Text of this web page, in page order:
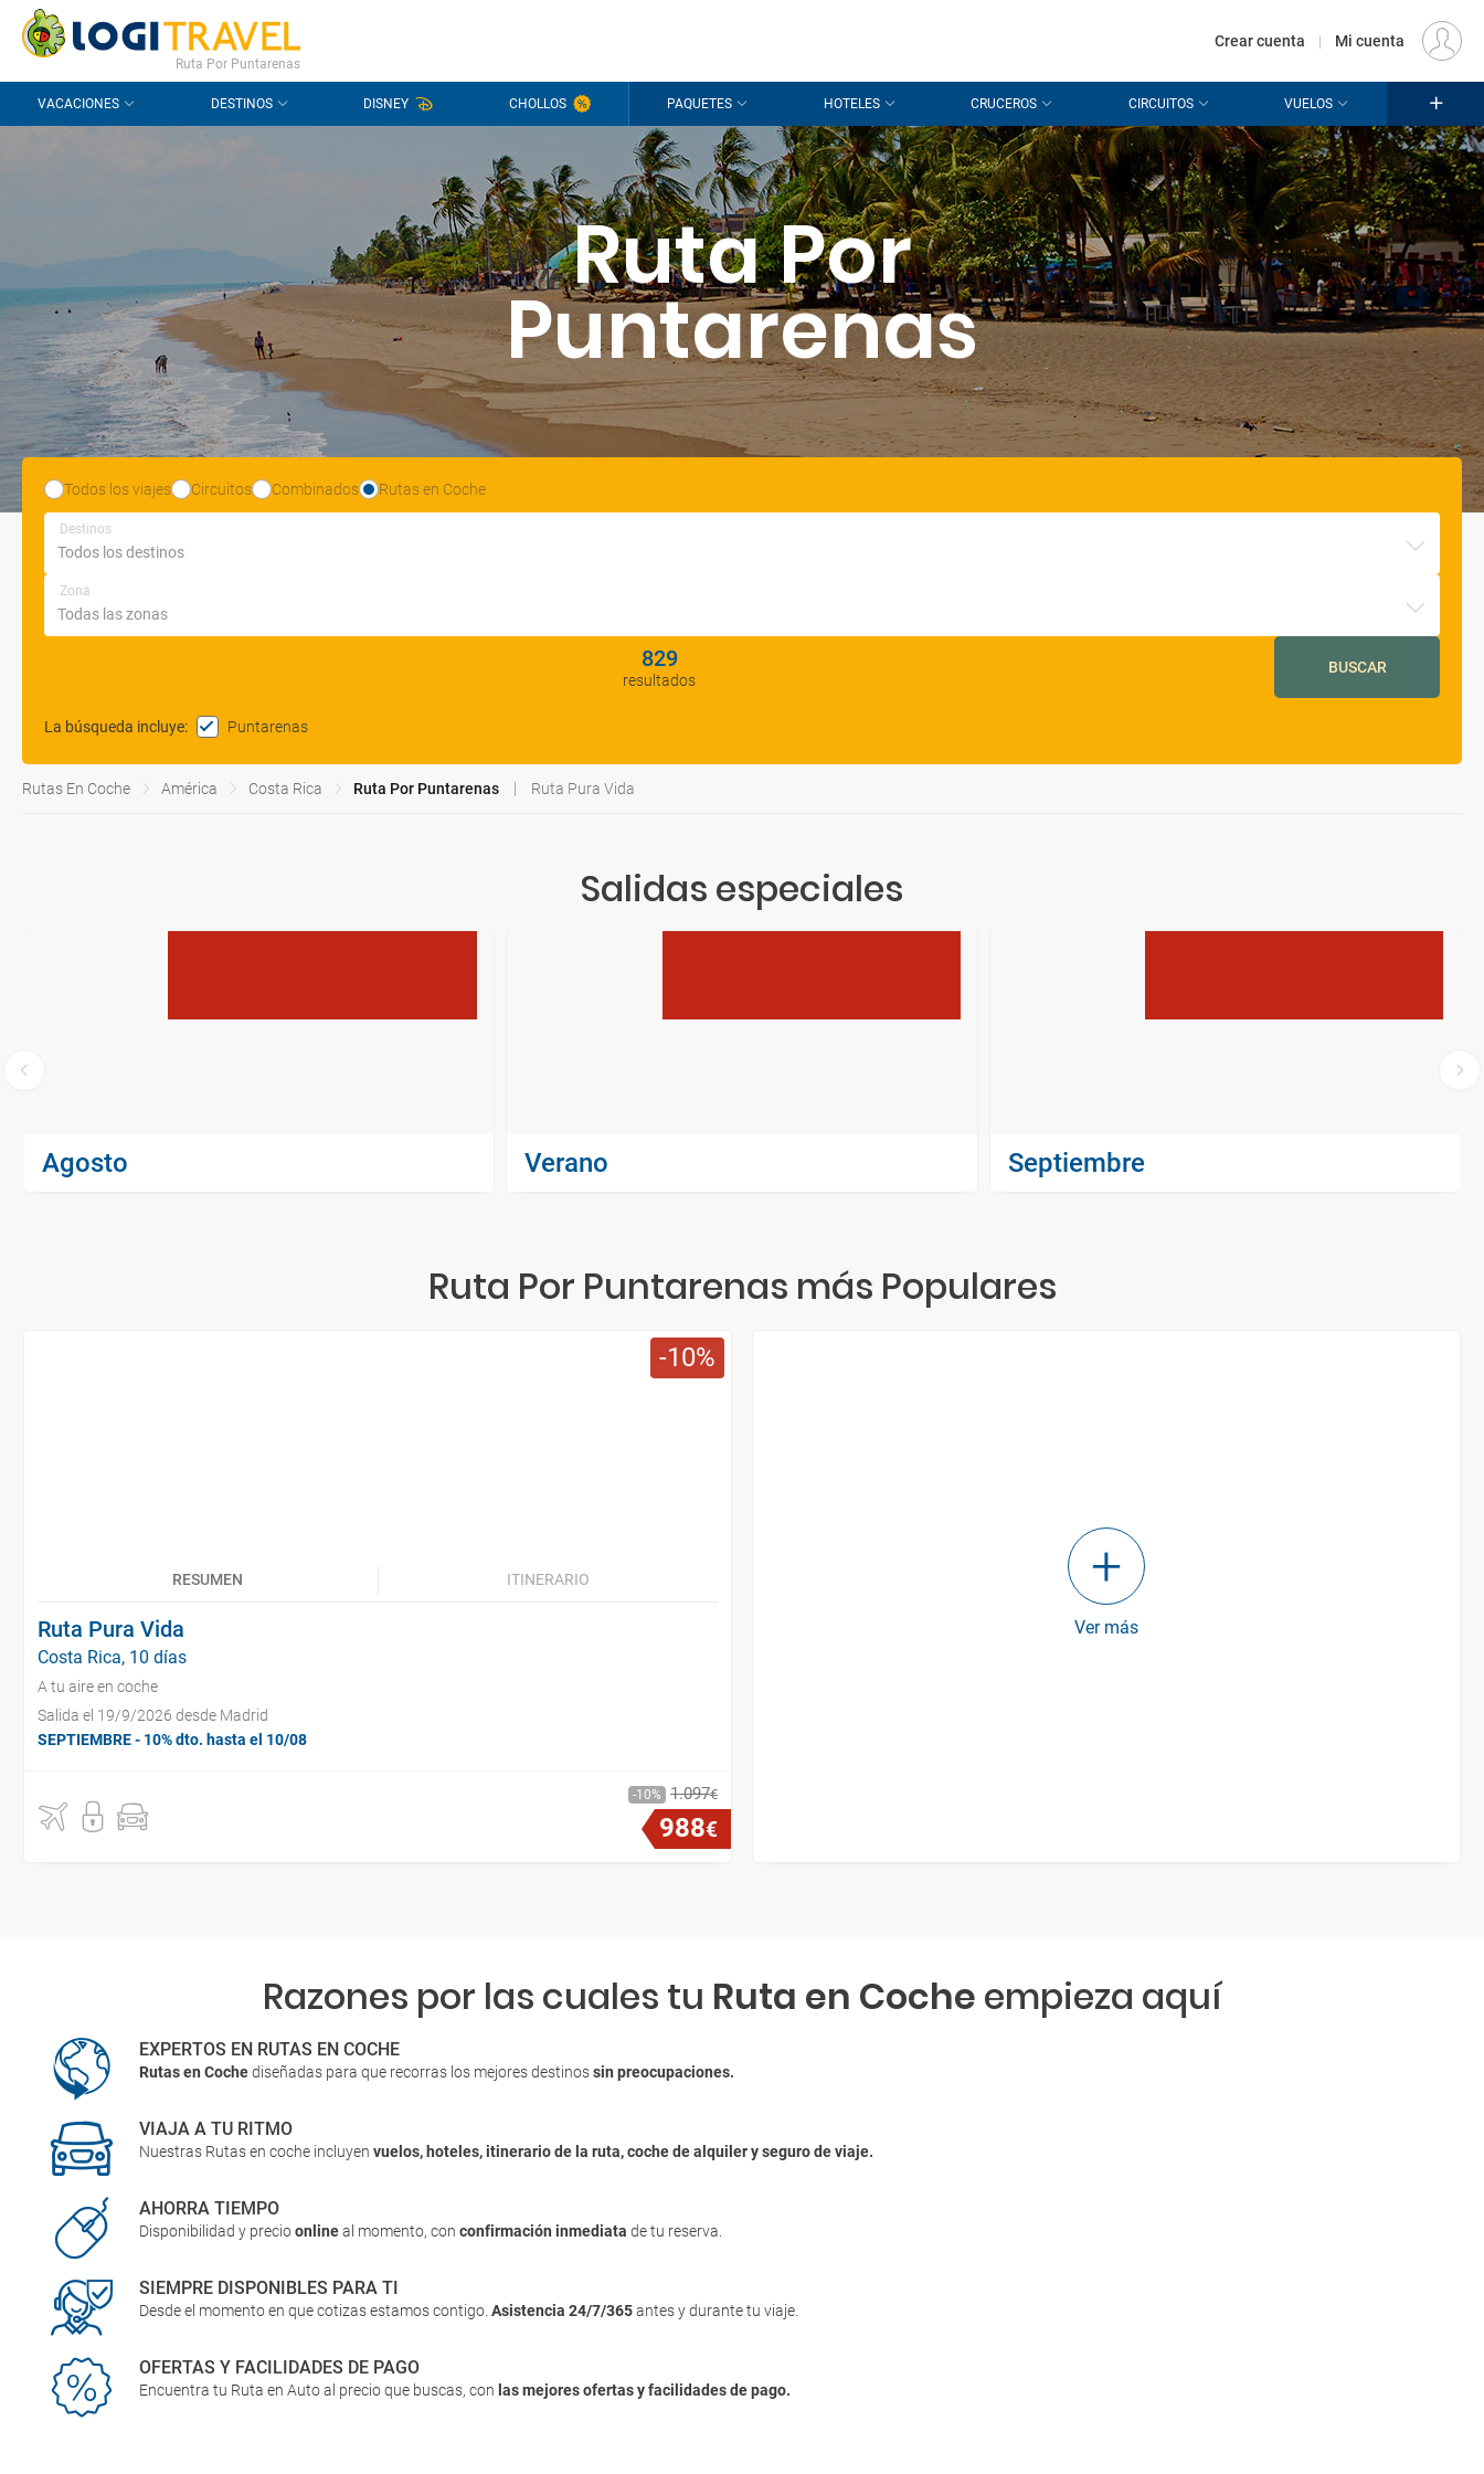
CONTACTO PREGUNTAS FRECUENTES EUR
Ruta Por Puntarenas
Crear cuenta | Mi cuenta
VACACIONES DESTINOS DISNEY CHOLLOS PAQUETES HOTELES CRUCEROS CIRCUITOS VUELOS
Ruta Por
Puntarenas
Todos los viajes Circuitos Combinados Rutas en Coche
Destinos
Zona
829
resultados
BUSCAR
La búsqueda incluye: Puntarenas
Rutas En Coche América Costa Rica Ruta Por Puntarenas Ruta Pura Vida
Salidas especiales
Agosto Verano Septiembre
Ruta Por Puntarenas más Populares
10
RESUMEN ITINERARIO
Ruta Pura Vida
Costa Rica, 10 días
A tu aire en coche
Salida el 19/9/2026 desde Madrid
SEPTIEMBRE - 10% dto. hasta el 10/08
10 1.097€
988€
Ver más
Razones por las cuales tu Ruta en Coche empieza aquí
EXPERTOS EN RUTAS EN COCHE
Rutas en Cochediseñadas para que recorras los mejores destinossin preocupaciones.
VIAJA A TU RITMO
Nuestras Rutas en coche incluyenvuelos, hoteles, itinerario de la ruta, coche de alquiler y seguro de viaje.
AHORRA TIEMPO
Disponibilidad y precioonlineal momento, conconfirmación inmediatade tu reserva.
SIEMPRE DISPONIBLES PARA TI
Desde el momento en que cotizas estamos contigo.Asistencia 24/7/365antes y durante tu viaje.
OFERTAS Y FACILIDADES DE PAGO
Encuentra tu Ruta en Auto al precio que buscas, con las mejores ofertas y facilidades de pago.